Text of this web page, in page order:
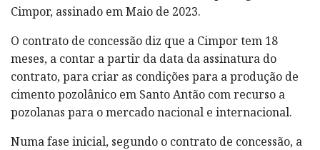
Cimpor, assinado em Maio de 2023.
O contrato de concessão diz que a Cimpor tem 18
meses, a contar a partir da data da assinatura do
contrato, para criar as condições para a produção de
cimento pozolânico em Santo Antão com recurso a
pozolanas para o mercado nacional e internacional.
Numa fase inicial, segundo o contrato de concessão, a